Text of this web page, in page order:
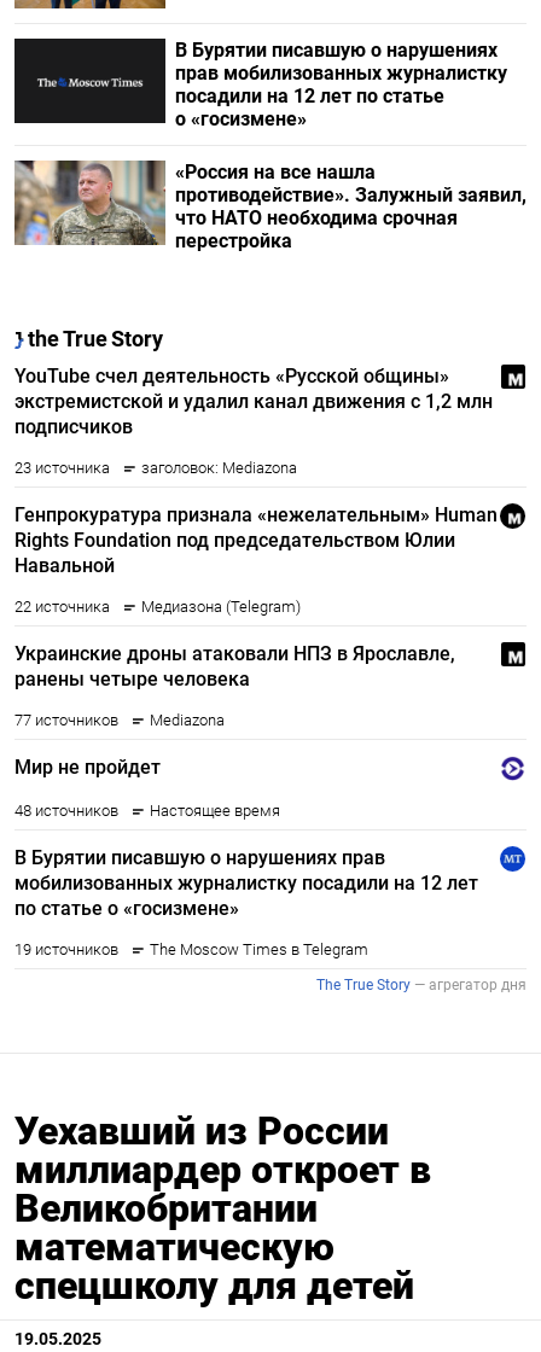
В Бурятии писавшую о нарушениях
прав мобилизованных журналистку
посадили на 12 лет по статье
о «госизмене»
«Россия на все нашла
противодействие». Залужный заявил,
что НАТО необходима срочная
перестройка
Уехавший из России
миллиардер откроет в
Великобритании
математическую
спецшколу для детей
19.05.2025